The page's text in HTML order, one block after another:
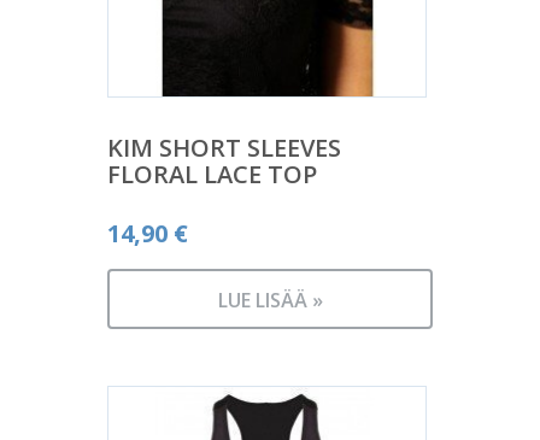
KIM SHORT SLEEVES
FLORAL LACE TOP
14,90 €
LUE LISÄÄ »